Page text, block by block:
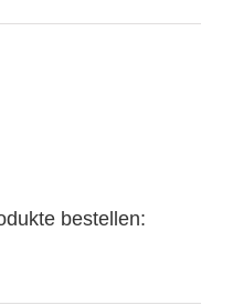
bestellen: